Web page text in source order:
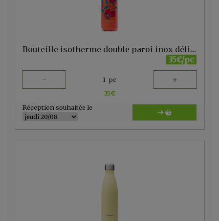
Bouteille isotherme double paroi inox délice grenades 500ml Qwetch
35€/pc
- 1 pc +
35€
Réception souhaitée le